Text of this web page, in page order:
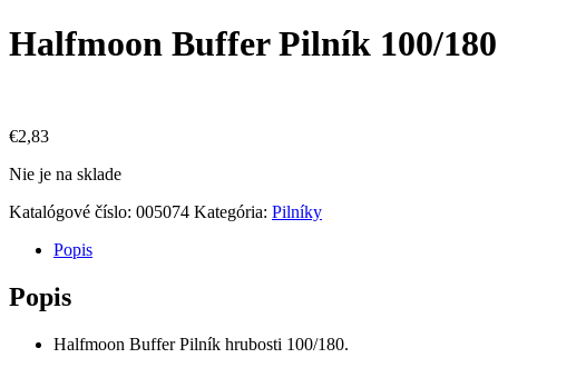
Halfmoon Buffer Pilník 100/180
€2,83
Nie je na sklade
Katalógové číslo: 005074 Kategória: Pilníky
Popis
Popis
Halfmoon Buffer Pilník hrubosti 100/180.